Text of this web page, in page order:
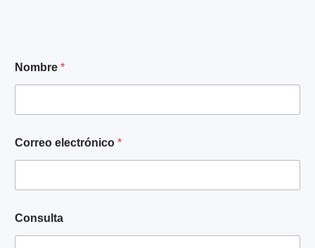
o
m
*
*
Nombre *
Correo electrónico *
Consulta